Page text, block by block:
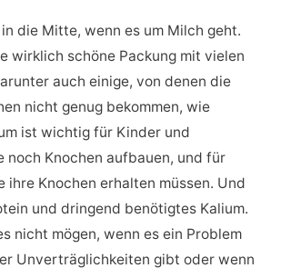
die Mitte, wenn es um Milch geht.
wirklich schöne Packung mit vielen
auch einige, von denen die
nicht genug bekommen, wie
ist wichtig für Kinder und
noch Knochen aufbauen, und für
ihre Knochen erhalten müssen. Und
und dringend benötigtes Kalium.
nicht mögen, wenn es ein Problem
Unverträglichkeiten gibt oder wenn